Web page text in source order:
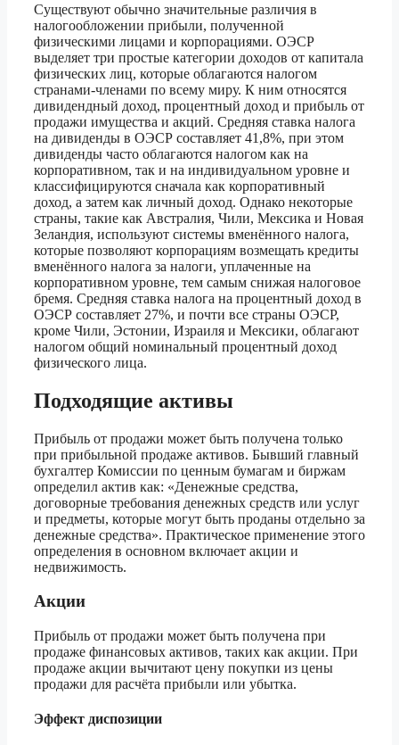
Существуют обычно значительные различия в
налогообложении прибыли, полученной
физическими лицами и корпорациями. ОЭСР
выделяет три простые категории доходов от капитала
физических лиц, которые облагаются налогом
странами-членами по всему миру. К ним относятся
дивидендный доход, процентный доход и прибыль от
продажи имущества и акций. Средняя ставка налога
на дивиденды в ОЭСР составляет 41,8%, при этом
дивиденды часто облагаются налогом как на
корпоративном, так и на индивидуальном уровне и
классифицируются сначала как корпоративный
доход, а затем как личный доход. Однако некоторые
страны, такие как Австралия, Чили, Мексика и Новая
Зеландия, используют системы вменённого налога,
которые позволяют корпорациям возмещать кредиты
вменённого налога за налоги, уплаченные на
корпоративном уровне, тем самым снижая налоговое
бремя. Средняя ставка налога на процентный доход в
ОЭСР составляет 27%, и почти все страны ОЭСР,
кроме Чили, Эстонии, Израиля и Мексики, облагают
налогом общий номинальный процентный доход
физического лица.
Подходящие активы
Прибыль от продажи может быть получена только
при прибыльной продаже активов. Бывший главный
бухгалтер Комиссии по ценным бумагам и биржам
определил актив как: «Денежные средства,
договорные требования денежных средств или услуг
и предметы, которые могут быть проданы отдельно за
денежные средства». Практическое применение этого
определения в основном включает акции и
недвижимость.
Акции
Прибыль от продажи может быть получена при
продаже финансовых активов, таких как акции. При
продаже акции вычитают цену покупки из цены
продажи для расчёта прибыли или убытка.
Эффект диспозиции